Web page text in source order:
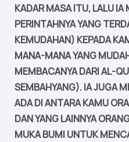
KADAR MASA ITU, LALU IA
PERINTAHNYA YANG
KEMUDAHAN) KEPADA
MANA-MANA YANG
MEMBACANYA DARI AL-
SEMBAHYANG). IA JUGA
ADA DI ANTARA KAMU
DAN YANG LAINNYA
MUKA BUMI UNTUK